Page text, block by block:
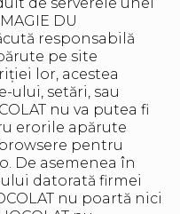
DU
responsabilă
pe site
lor, acestea
ului, setări, sau
nu va putea fi
erorile apărute
pentru
De asemenea în
datorată firmei
nu poartă nici